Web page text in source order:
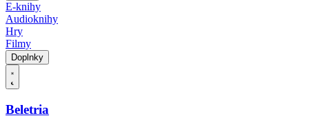
E-knihy
Audioknihy
Hry
Filmy
Doplnky
Beletria